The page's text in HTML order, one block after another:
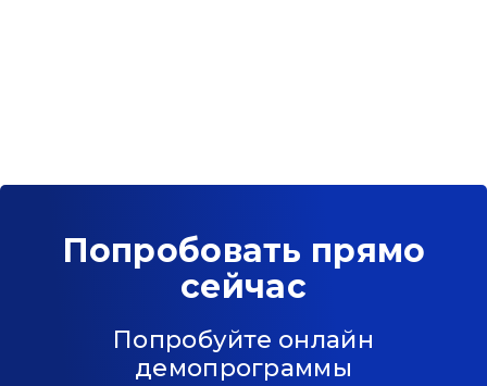
Попробовать прямо
сейчас
Попробуйте онлайн
демопрограммы